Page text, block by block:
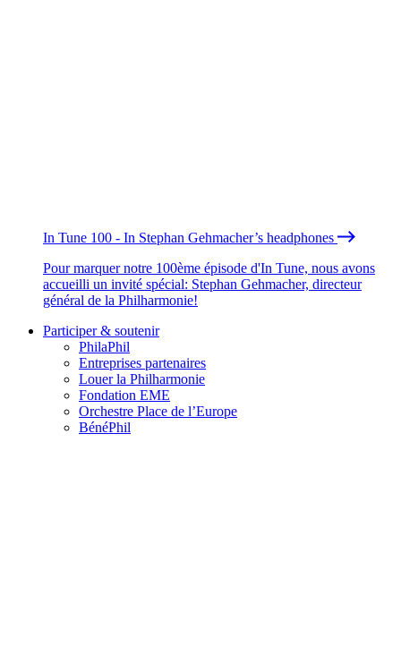
In Tune 100 - In Stephan Gehmacher’s headphones
Pour marquer notre 100ème épisode d'In Tune, nous avons
accueilli un invité spécial: Stephan Gehmacher, directeur
général de la Philharmonie!
Participer & soutenir
PhilaPhil
Entreprises partenaires
Louer la Philharmonie
Fondation EME
Orchestre Place de l’Europe
BénéPhil